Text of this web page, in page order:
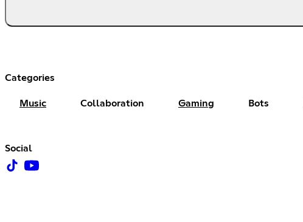
Categories
Music Collaboration Gaming Bots
Social